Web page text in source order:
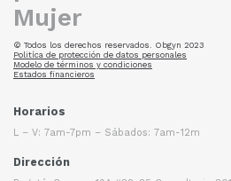
© Todos los derechos reservados. Obgyn 2023
Politíca de protección de datos personales
Modelo de términos y condiciones
Estados financieros
Horarios
L – V: 7am-7pm – Sábados: 7am-12m
Dirección